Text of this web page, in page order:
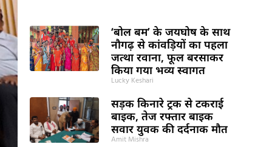
‘बोल बम’ के जयघोष के साथ
नौगढ़ से कांवड़ियों का पहला
जत्था रवाना, फूल बरसाकर
किया गया भव्य स्वागत
Lucky Keshari
सड़क किनारे ट्रक से टकराई
बाइक, तेज रफ्तार बाइक
सवार युवक की दर्दनाक मौत
Amit Mishra